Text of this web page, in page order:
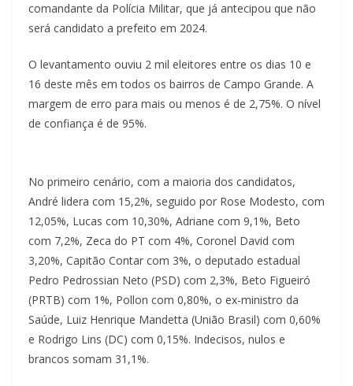
comandante da Polícia Militar, que já antecipou que não
será candidato a prefeito em 2024.
O levantamento ouviu 2 mil eleitores entre os dias 10 e
16 deste mês em todos os bairros de Campo Grande. A
margem de erro para mais ou menos é de 2,75%. O nível
de confiança é de 95%.
No primeiro cenário, com a maioria dos candidatos,
André lidera com 15,2%, seguido por Rose Modesto, com
12,05%, Lucas com 10,30%, Adriane com 9,1%, Beto
com 7,2%, Zeca do PT com 4%, Coronel David com
3,20%, Capitão Contar com 3%, o deputado estadual
Pedro Pedrossian Neto (PSD) com 2,3%, Beto Figueiró
(PRTB) com 1%, Pollon com 0,80%, o ex-ministro da
Saúde, Luiz Henrique Mandetta (União Brasil) com 0,60%
e Rodrigo Lins (DC) com 0,15%. Indecisos, nulos e
brancos somam 31,1%.